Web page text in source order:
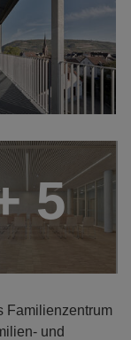
5
Familienzentrum
und